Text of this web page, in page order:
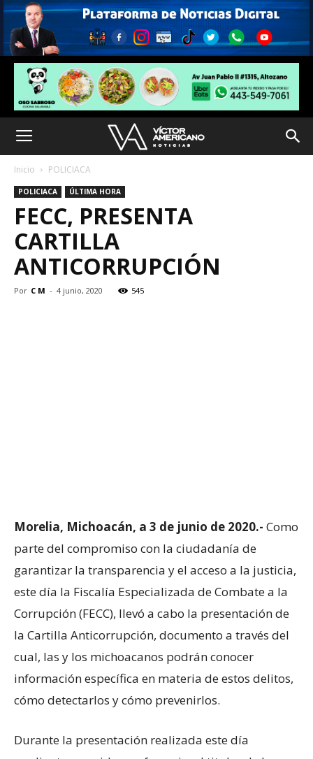
Inicio POLICIACA
POLICIACA ÚLTIMA HORA
FECC, PRESENTA
CARTILLA
ANTICORRUPCIÓN
Por C M - 4 junio, 2020 545
Morelia, Michoacán, a 3 de junio de 2020.- Como
parte del compromiso con la ciudadanía de
garantizar la transparencia y el acceso a la justicia,
este día la Fiscalía Especializada de Combate a la
Corrupción (FECC), llevó a cabo la presentación de
la Cartilla Anticorrupción, documento a través del
cual, las y los michoacanos podrán conocer
información específica en materia de estos delitos,
cómo detectarlos y cómo prevenirlos.
Durante la presentación realizada este día